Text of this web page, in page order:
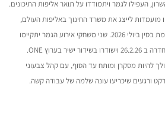
העפילו לגמר ויתמודדו על תואר אליפות התיכונים.
מועמדות לייצג את משרד החינוך באליפות העולם,
ISF, בכדורעף לבתי ספר שמתקיימת בסין ביולי 2026. שני משחקי אירוע הגמר יתקיימו
השנה בהיכל הספורט אנרבוקס בחדרה ב 26.2.26 וישודרו בשידור ישיר בערוץ ONE.
להיות מסקרן ומותח עד הסוף, עם קהל צבעוני
ורגעים שיכריעו עונה שלמה של עבודה קשה.